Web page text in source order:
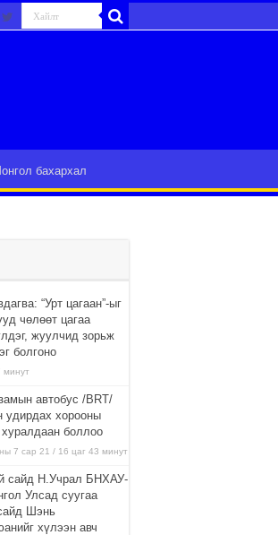
бахархал
“Урт цагаан”-ыг
чөлөөт цагаа
жуулчид зорьж
болгоно
минут
автобус /BRT/
удирдах хорооны
боллоо
7 сар 21 / 16 цаг 43 минут
сайд Н.Учрал БНХАУ-
Улсад суугаа
Шэнь
хүлээн авч